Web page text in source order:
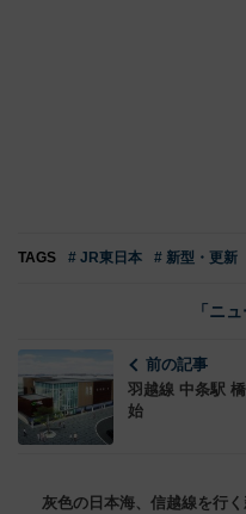
TAGS # JR東日本 # 新型・更新
「ニ
前の記事
羽越線 中条駅
始
灰色の日本海、信越線を行